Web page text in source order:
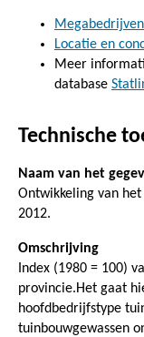
Locatie en
Meer
database
Technische
Naam van het
Ontwikkeling van
2012.
Omschrijving
Index (1980 = 100)
provincie.Het gaat
hoofdbedrijfstype
tuinbouwgewassen